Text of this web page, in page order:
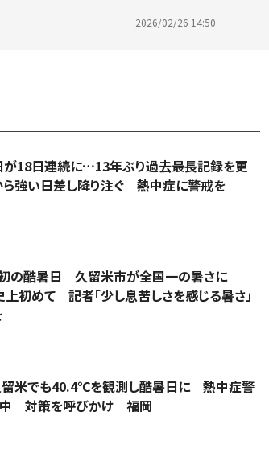
2026/02/26 14:50
18日連続に…13年ぶり過去最長記録を更
強い日差し降り注ぐ 熱中症に警戒を
の酷暑日 久留米市が全国一の暑さに
初めて 記者「少し息苦しさを感じる暑さ」
留米でも40.4℃を観測し酷暑日に 熱中症警
中 対策を呼びかけ 福岡